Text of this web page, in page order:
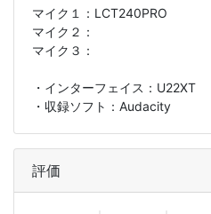
マイク１： LCT240PRO
マイク２：
マイク３：
・インターフェイス：U22XT
・収録ソフト：Audacity
評価